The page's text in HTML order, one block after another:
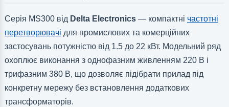
Серія MS300 від Delta Electronics— компактні частотні
перетворювачі для промислових та комерційних
застосувань потужністю від 1.5 до 22 кВт. Модельний ряд
охоплює виконання з однофазним живленням 220 В і
трифазним 380 В, що дозволяє підібрати прилад під
конкретну мережу без встановлення додаткових
трансформаторів.